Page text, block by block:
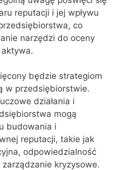
reputacji i jej wpływu
co
narzędzi do oceny
będzie strategiom
w przedsiębiorstwie.
działania i
mogą
budowania i
reputacji, takie jak
odpowiedzialność
zarządzanie kryzysowe.